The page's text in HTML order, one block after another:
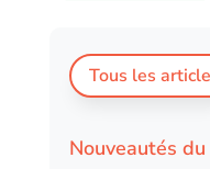
Tous les
Nouveautés